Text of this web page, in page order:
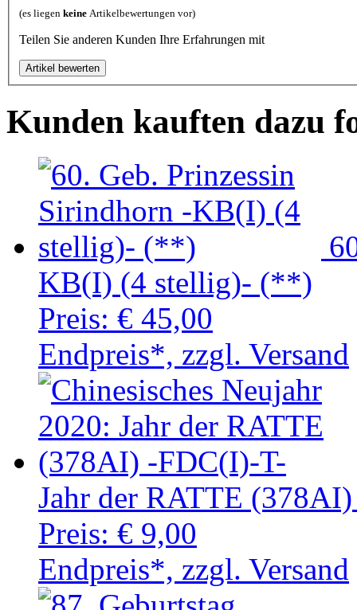
(es liegen keine Artikelbewertungen vor)
Teilen Sie anderen Kunden Ihre Erfahrungen mit
Kunden kauften dazu
KB(I) (4 stellig)- (**)
Preis: € 45,00
Endpreis*, zzgl. Versand
Jahr der RATTE
Preis: € 9,00
Endpreis*, zzgl. Versand